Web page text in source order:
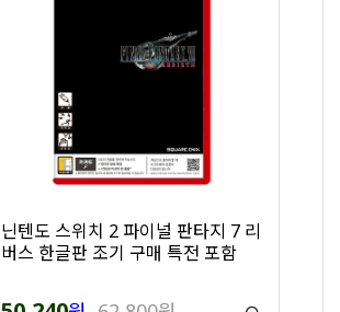
닌텐도 스위치 2 파이널 판타지 7 리
버스 한글판 조기 구매 특전 포함